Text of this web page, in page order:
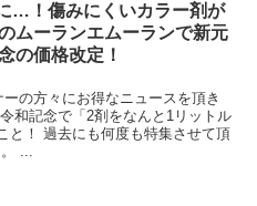
…！傷みにくいカラー剤が
ムーランエムーランで新元
の価格改定！
の方々にお得なニュースを頂き
和記念で「2剤をなんと1リットル
と！ 過去にも何度も特集させて頂
...